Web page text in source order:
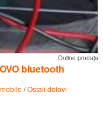
Online prodaja
bluetooth
/Ostali delovi